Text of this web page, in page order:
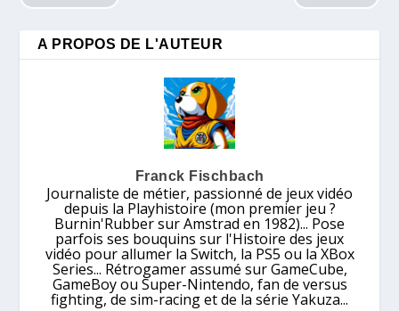
A PROPOS DE L'AUTEUR
Franck Fischbach
Journaliste de métier, passionné de jeux vidéo
depuis la Playhistoire (mon premier jeu ?
Burnin'Rubber sur Amstrad en 1982)... Pose
parfois ses bouquins sur l'Histoire des jeux
vidéo pour allumer la Switch, la PS5 ou la XBox
Series... Rétrogamer assumé sur GameCube,
GameBoy ou Super-Nintendo, fan de versus
fighting, de sim-racing et de la série Yakuza...